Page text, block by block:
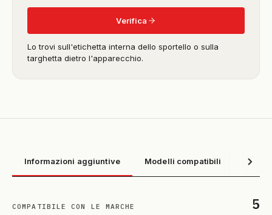
Verifica
Lo trovi sull'etichetta interna dello sportello o sulla
targhetta dietro l'apparecchio.
Informazioni aggiuntive Modelli compatibili
COMPATIBILE CON LE MARCHE 5